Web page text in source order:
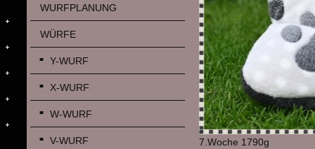
WURFPLANUNG
WÜRFE
Y-WURF
X-WURF
W-WURF
V-WURF 7.Woche 1790g